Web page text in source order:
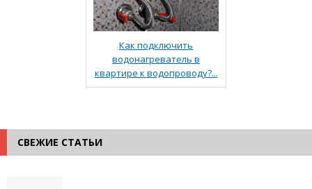
Как подключить
водонагреватель в
квартире к водопроводу?...
СВЕЖИЕ СТАТЬИ